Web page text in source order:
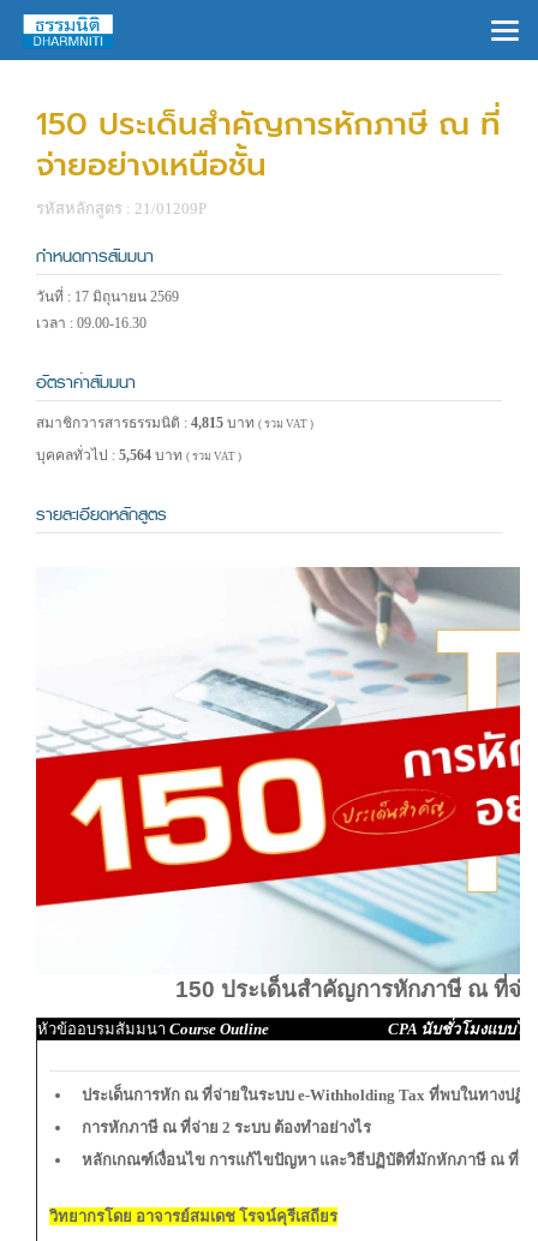
150 ประเด็นสำคัญการหักภาษี ณ ที่
จ่ายอย่างเหนือชั้น
รหัสหลักสูตร : 21/01209P
กำหนดการสัมมนา
วันที่ : 17 มิถุนายน 2569
เวลา : 09.00-16.30
อัตราค่าสัมมนา
สมาชิกวารสารธรรมนิติ : 4,815 บาท ( รวม VAT )
บุคคลทั่วไป : 5,564 บาท ( รวม VAT )
รายละเอียดหลักสูตร
150 ประเด็นสำคัญการหักภาษี ณ ที่จ่า
หัวข้ออบรมสัมมนา Course Outline CPA นับชั่วโมงแบบไม่เป็
ประเด็นการหัก ณ ที่จ่ายในระบบ e-Withholding Tax ที่พบในทางปฏิ
การหักภาษี ณ ที่จ่าย 2 ระบบ ต้องทำอย่างไร
หลักเกณฑ์เงื่อนไข การแก้ไขปัญหา และวิธีปฏิบัติที่มักหักภาษี ณ ที่จ่
วิทยากรโดย อาจารย์สมเดช โรจน์คุรีเสถียร
×